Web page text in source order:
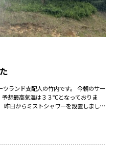
ランド支配人の竹内です。 今朝のサー
想最高気温は３３℃となっておりま
昨日からミストシャワーを設置しまし
対策になればと思っております。…